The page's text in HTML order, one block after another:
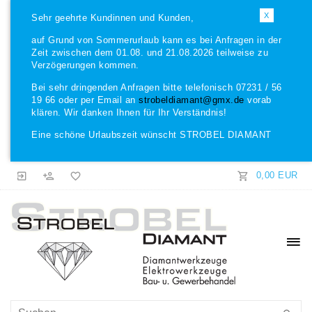
X
Sehr geehrte Kundinnen und Kunden,
auf Grund von Sommerurlaub kann es bei Anfragen in der
Zeit zwischen dem 01.08. und 21.08.2026 teilweise zu
Verzögerungen kommen.
Bei sehr dringenden Anfragen bitte telefonisch 07231 / 56
19 66 oder per Email an strobeldiamant@gmx.de vorab
klären. Wir danken Ihnen für Ihr Verständnis!
Eine schöne Urlaubszeit wünscht STROBEL DIAMANT
0,00 EUR